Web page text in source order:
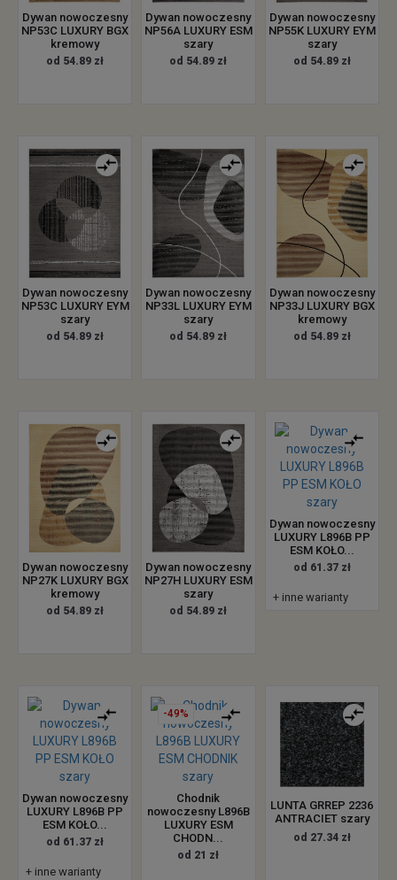
Dywan nowoczesny
NP53C LUXURY BGX
kremowy
od 54.89 zł
Dywan nowoczesny
NP56A LUXURY ESM
szary
od 54.89 zł
Dywan nowoczesny
NP55K LUXURY EYM
szary
od 54.89 zł
Dywan nowoczesny
NP53C LUXURY EYM
szary
od 54.89 zł
Dywan nowoczesny
NP33L LUXURY EYM
szary
od 54.89 zł
Dywan nowoczesny
NP33J LUXURY BGX
kremowy
od 54.89 zł
Dywan nowoczesny
NP27K LUXURY BGX
kremowy
od 54.89 zł
Dywan nowoczesny
NP27H LUXURY ESM
szary
od 54.89 zł
Dywan nowoczesny
LUXURY L896B PP
ESM KOŁO...
od 61.37 zł
+ inne warianty
Dywan nowoczesny
LUXURY L896B PP
ESM KOŁO...
od 61.37 zł
+ inne warianty
-49%
Chodnik
nowoczesny L896B
LUXURY ESM
CHODN...
od 21 zł
LUNTA GRREP 2236
ANTRACIET szary
od 27.34 zł